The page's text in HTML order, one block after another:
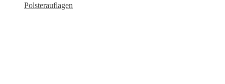
Polsterauflagen